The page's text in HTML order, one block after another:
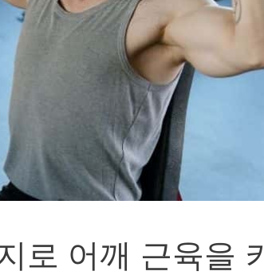
로 어깨 근육을